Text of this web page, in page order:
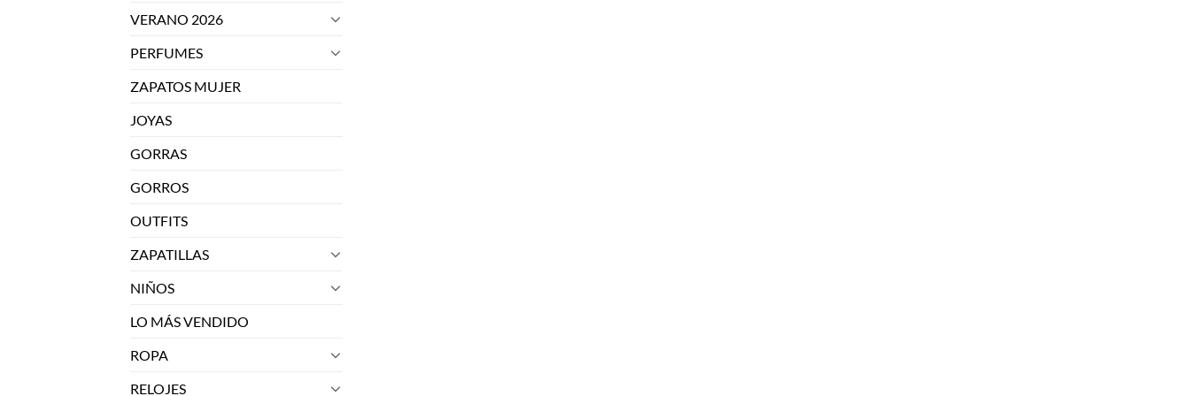
VERANO 2026
PERFUMES
ZAPATOS MUJER
JOYAS
GORRAS
GORROS
OUTFITS
ZAPATILLAS
NIÑOS
LO MÁS VENDIDO
ROPA
RELOJES